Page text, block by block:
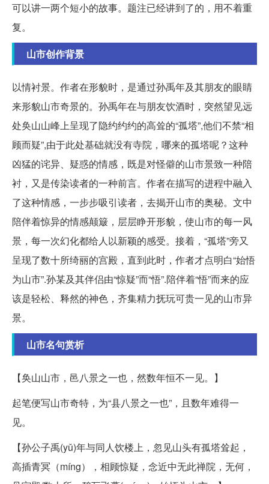
可以讲一两个短小的故事。题注已经讲到了的，用不着重
复。
山市创作背景
以情衬景。作者在形貌时，是通过孙禹年及其朋友的眼睛
来形貌山市奇景的。孙禹年在与朋友饮酒时，突然望见远
处奂山山峰上呈现了隐约约约的高耸的“孤塔”,他们不禁“相
顾而疑”,由于此处基础就没有寺院，哪来的孤塔呢？这种
凶猛的诧异、疑惑的情感，既是对怪僻的山市景致一种陪
衬，又是传染读者的一种前言。作者在描写的进程中融入
了这种情感，一步步吸引读者，去揭开山市的奥秘。文中
陪伴着惊异的情感颠簸，层层睁开形貌，使山市的每一风
景，每一次幻化都给人以新颖的感受。接着，“孤塔”旁又
呈现了数十所绮丽的宫殿，直到此时，作者才点明白“始悟
为山市”.孙某及其伴侣由“惊疑”而“悟”.陪伴着“悟”而来的应
该是轻松、释然的神色，齐集精力抚玩可贵一见的山市异
景。
山市名句赏析
【奂山山市，邑八景之一也，然数年恒不一见。】
起笔便写山市奇特，为“县八景之一也”，且数年难得一
见。
【孙公子禹(yǔ)年与同人饮楼上，忽见山头有孤塔耸起，
高插青冥（míng），相顾惊疑，念近中无此禅院，无何，